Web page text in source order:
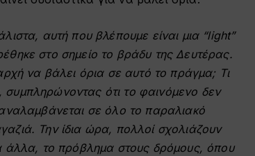
αυτή που βλέπουμε είναι μια “light”
στο σημείο το βράδυ της Δευτέρας.
να βάλει όρια σε αυτό το πράγμα; Τι
ότι το φαινόμενο δεν
σε όλο το παραλιακό
Την ίδια ώρα, πολλοί σχολιάζουν
άλλα, το πρόβλημα στους δρόμους, όπου